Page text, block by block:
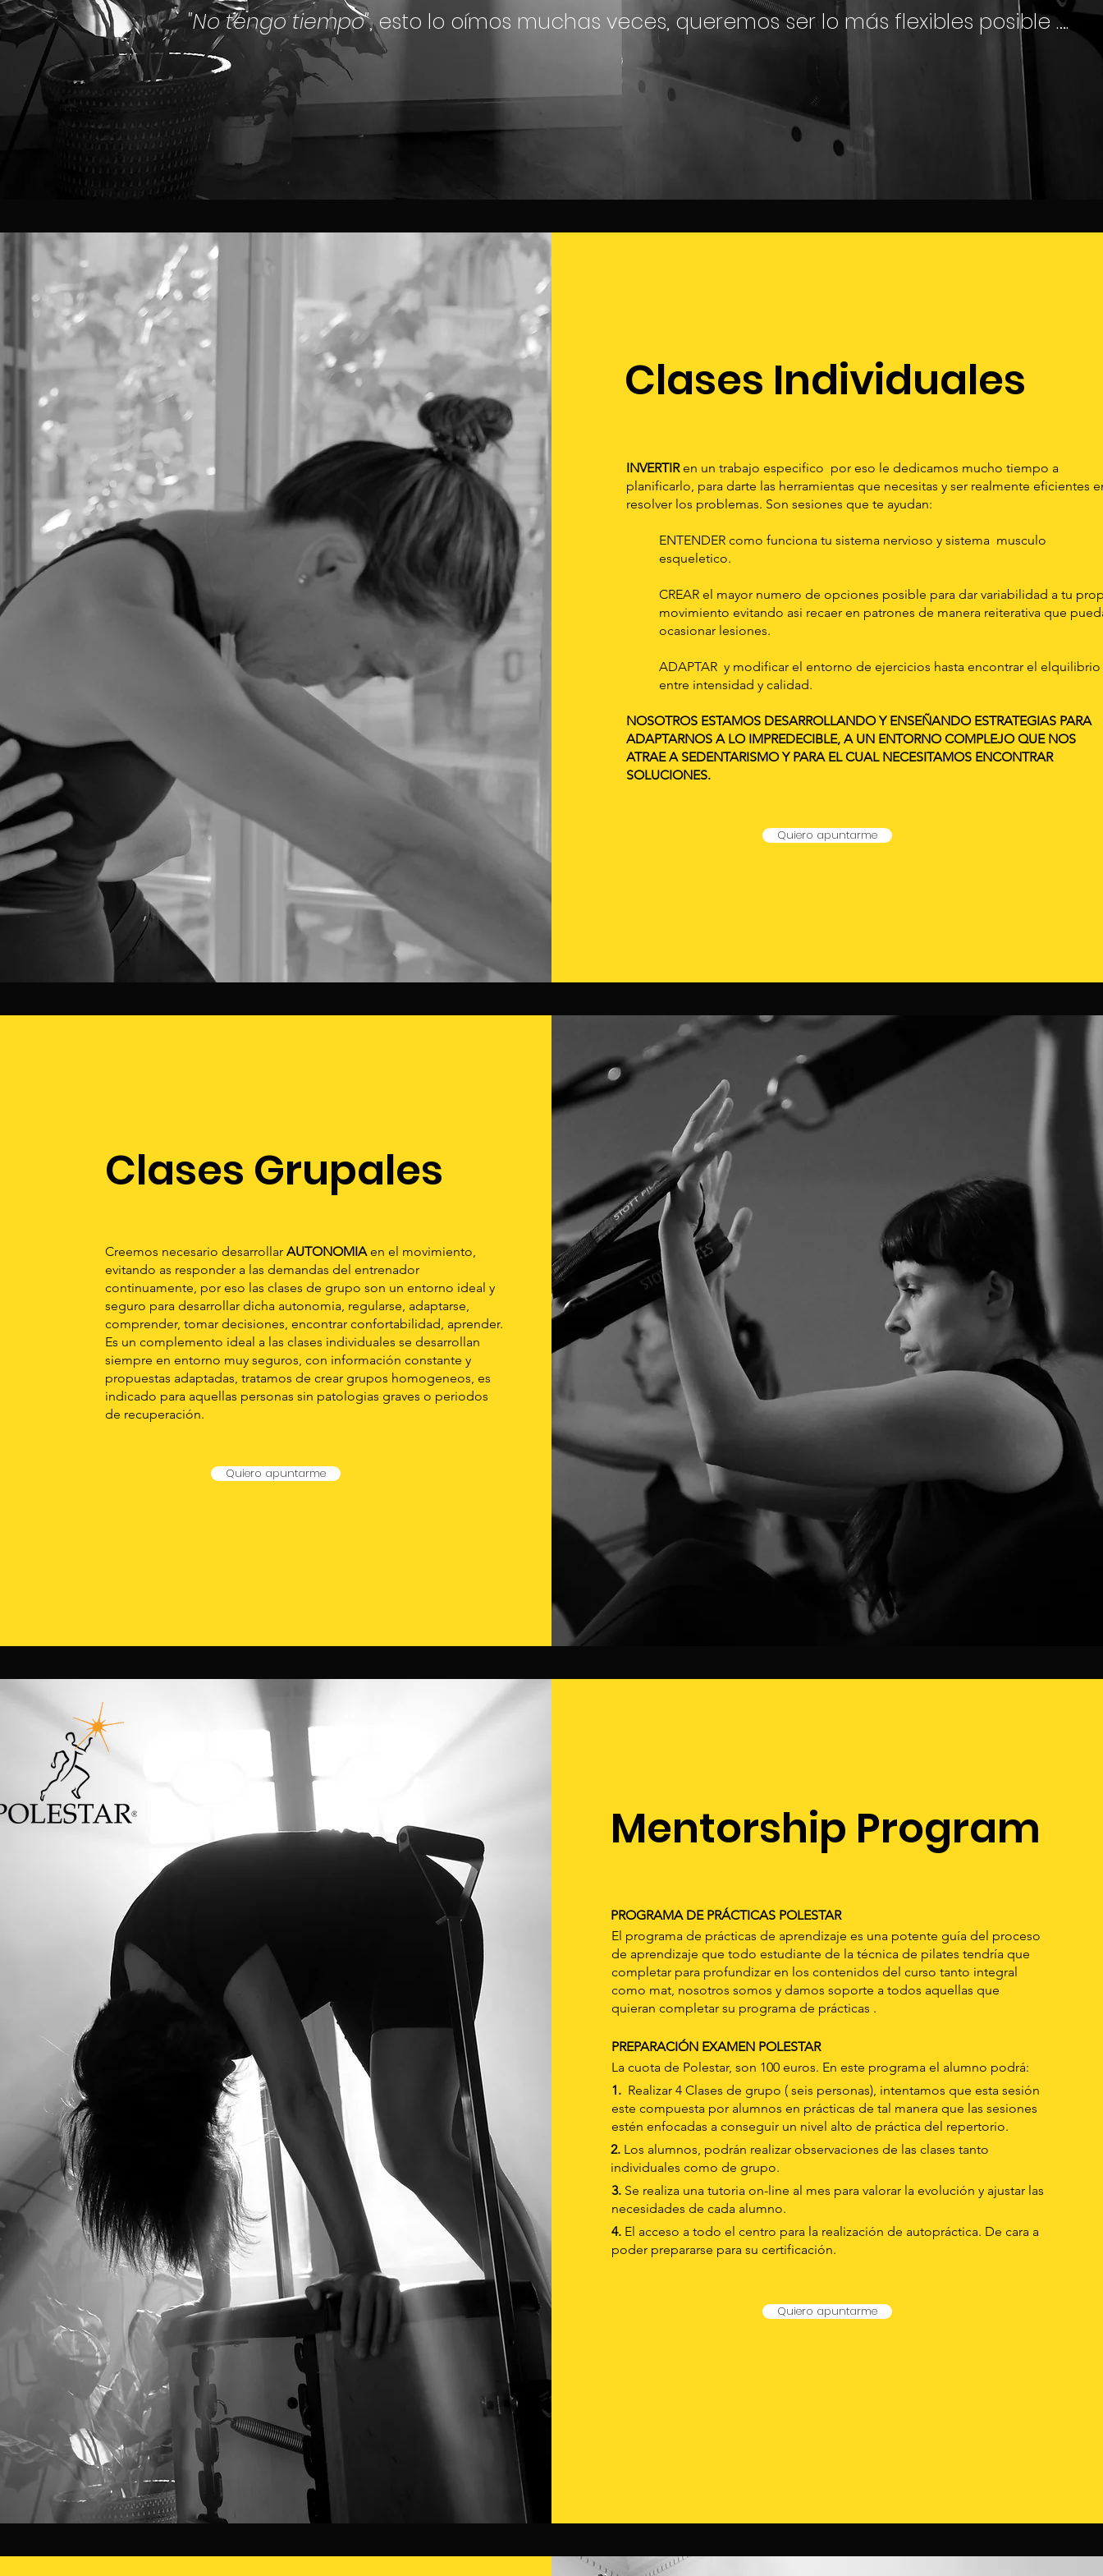
"No tengo tiempo", esto lo oímos muchas veces, queremos ser lo más flexibles posible ….
Clases Individuales
INVERTIRen un trabajo especifico por eso le dedicamos mucho tiempo a
planificarlo, para darte las herramientas que necesitas y ser realmente eficientes
resolver los problemas. Son sesiones que te ayudan:
ENTENDER como funciona tu sistema nervioso y sistema musculo
esqueletico.
CREAR el mayor numero de opciones posible para dar variabilidad a tu
movimiento evitando asi recaer en patrones de manera reiterativa que
ocasionar lesiones.
ADAPTAR y modificar el entorno de ejercicios hasta encontrar el elquilibrio
entre intensidad y calidad.
NOSOTROS ESTAMOS DESARROLLANDO Y ENSEÑANDO ESTRATEGIAS PARA
ADAPTARNOS A LO IMPREDECIBLE, A UN ENTORNO COMPLEJO QUE NOS
ATRAE A SEDENTARISMO Y PARA EL CUAL NECESITAMOS ENCONTRAR
SOLUCIONES.
Quiero apuntarme
Clases Grupales
Creemos necesario desarrollar AUTONOMIAen el movimiento,
evitando as responder a las demandas del entrenador
continuamente, por eso las clases de grupo son un entorno ideal y
seguro para desarrollar dicha autonomia, regularse, adaptarse,
comprender, tomar decisiones, encontrar confortabilidad, aprender.
Es un complemento ideal a las clases individuales se desarrollan
siempre en entorno muy seguros, con información constante y
propuestas adaptadas, tratamos de crear grupos homogeneos, es
indicado para aquellas personas sin patologias graves o periodos
de recuperación.
Quiero apuntarme
Mentorship Program
PROGRAMA DE PRÁCTICAS POLESTAR
El programa de prácticas de aprendizaje es una potente guía del proceso
de aprendizaje que todo estudiante de la técnica de pilates tendría que
completar para profundizar en los contenidos del curso tanto integral
como mat, nosotros somos y damos soporte a todos aquellas que
quieran completar su programa de prácticas .
PREPARACIÓN EXAMEN POLESTAR
La cuota de Polestar, son 100 euros. En este programa el alumno podrá:
1. Realizar 4 Clases de grupo ( seis personas), intentamos que esta sesión
este compuesta por alumnos en prácticas de tal manera que las sesiones
estén enfocadas a conseguir un nivel alto de práctica del repertorio.
2. Los alumnos, podrán realizar observaciones de las clases tanto
individuales como de grupo.
3. Se realiza una tutoria on-line al mes para valorar la evolución y ajustar las
necesidades de cada alumno.
4. El acceso a todo el centro para la realización de autopráctica. De cara a
poder prepararse para su certificación.
Quiero apuntarme